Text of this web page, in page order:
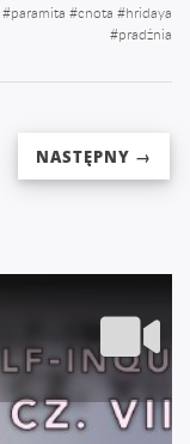
#paramita #cnota #hridaya
#pradżnia
NASTĘPNY →